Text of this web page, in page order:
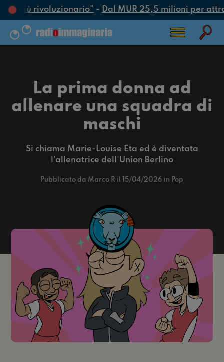
più rivoluzionario”-Dal MUR 25,5 milioni per
La prima donna ad
allenare una squadra di
maschi
Si chiama Marie-Louise Eta ed è diventata
l'allenatrice dell'Union Berlino
Pubblicato da Marco R il 15/04/2026 in Pop